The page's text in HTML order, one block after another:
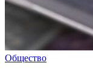
Общество